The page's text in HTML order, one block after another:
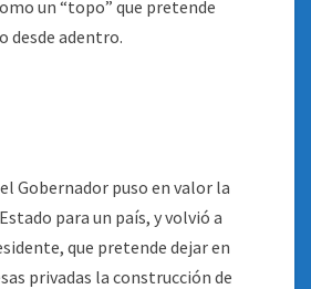
un “topo” que pretende
desde adentro.
Gobernador puso en valor la
para un país, y volvió a
que pretende dejar en
privadas la construcción de